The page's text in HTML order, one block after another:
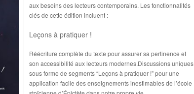
aux besoins des lecteurs contemporains. Les fonctionnalités
clés de cette édition incluent :
Leçons à pratiquer !
Réécriture complète du texte pour assurer sa pertinence et
son accessibilité aux lecteurs modernes.Discussions uniques
sous forme de segments “Leçons à pratiquer !” pour une
application facile des enseignements inestimables de l’école